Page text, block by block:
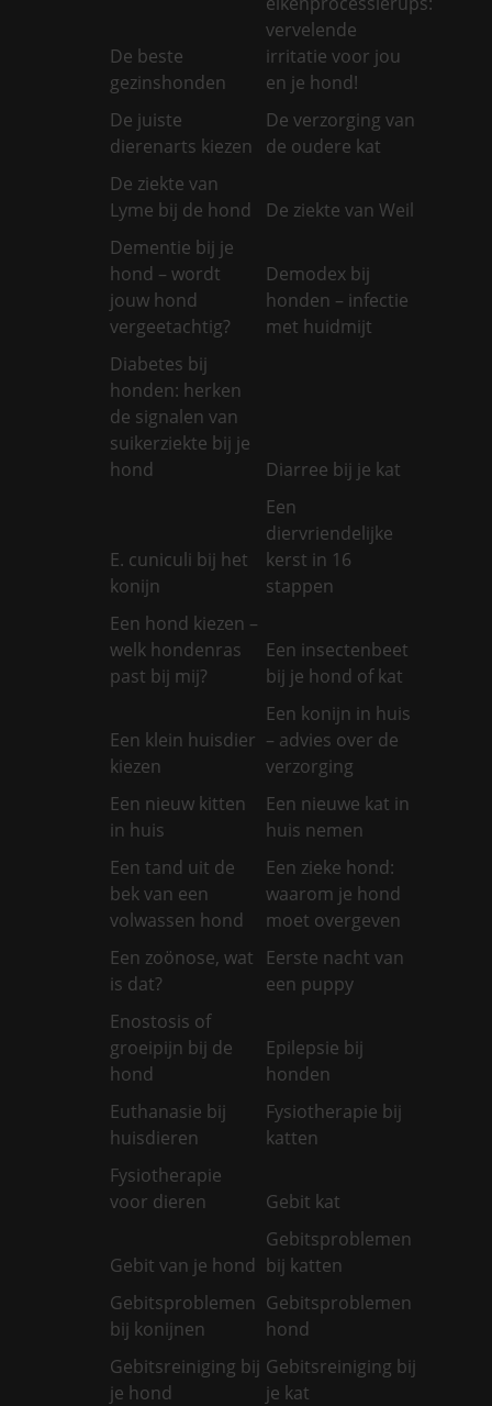
De beste
gezinshonden
vervelende
irritatie voor jou
en je hond!
De juiste
dierenarts kiezen
De verzorging van
de oudere kat
De ziekte van
Lyme bij de hond
De ziekte van Weil
Dementie bij je
hond – wordt
jouw hond
vergeetachtig?
Demodex bij
honden – infectie
met huidmijt
Diabetes bij
honden: herken
de signalen van
suikerziekte bij je
hond
Diarree bij je kat
E. cuniculi bij het
konijn
Een
diervriendelijke
kerst in 16
stappen
Een hond kiezen –
welk hondenras
past bij mij?
Een insectenbeet
bij je hond of kat
Een klein huisdier
kiezen
Een konijn in huis
– advies over de
verzorging
Een nieuw kitten
in huis
Een nieuwe kat in
huis nemen
Een tand uit de
bek van een
volwassen hond
Een zieke hond:
waarom je hond
moet overgeven
Een zoönose, wat
is dat?
Eerste nacht van
een puppy
Enostosis of
groeipijn bij de
hond
Epilepsie bij
honden
Euthanasie bij
huisdieren
Fysiotherapie bij
katten
Fysiotherapie
voor dieren
Gebit kat
Gebit van je hond
Gebitsproblemen
bij katten
Gebitsproblemen
bij konijnen
Gebitsproblemen
hond
Gebitsreiniging bij
je hond
Gebitsreiniging bij
je kat